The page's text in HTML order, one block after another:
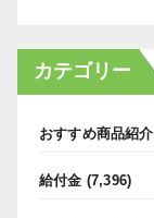
カテゴリー
おすすめ商品紹介
給付金 (7,396)